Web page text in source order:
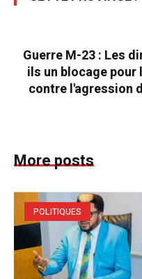
Guerre M-23 : Les
ils un blocage
contre l'agression
More posts
POLITIQUES